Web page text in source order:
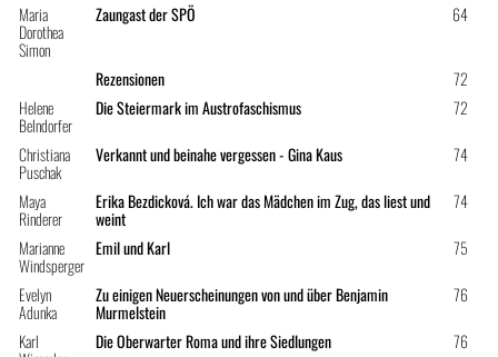
Maria
Dorothea
Simon
Zaungast der SPÖ 64
Rezensionen
72
Helene
Belndorfer
Die Steiermark im Austrofaschismus
72
Christiana
Puschak
Verkannt und beinahe vergessen - Gina Kaus
74
Maya
Rinderer
Erika Bezdicková. Ich war das Mädchen im Zug, das liest und
weint
74
Marianne
Windsperger
Emil und Karl
75
Evelyn
Adunka
Zu einigen Neuerscheinungen von und über Benjamin
Murmelstein
76
Karl
Die Oberwarter Roma und ihre Siedlungen 76